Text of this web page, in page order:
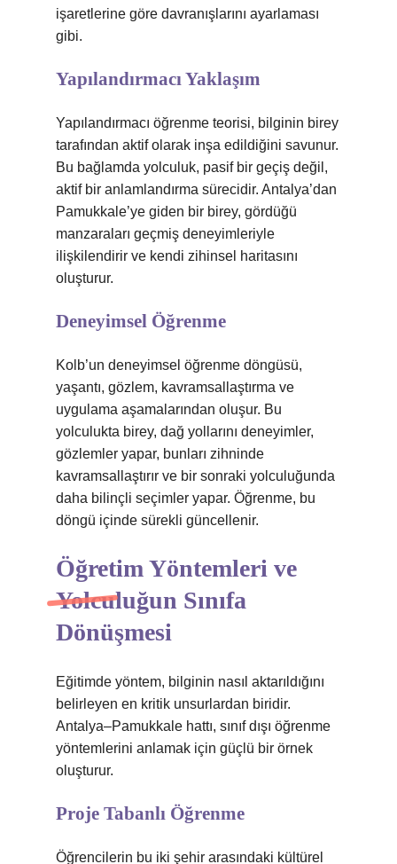
işaretlerine göre davranışlarını ayarlaması
gibi.
Yapılandırmacı Yaklaşım
Yapılandırmacı öğrenme teorisi, bilginin birey
tarafından aktif olarak inşa edildiğini savunur.
Bu bağlamda yolculuk, pasif bir geçiş değil,
aktif bir anlamlandırma sürecidir. Antalya’dan
Pamukkale’ye giden bir birey, gördüğü
manzaraları geçmiş deneyimleriyle
ilişkilendirir ve kendi zihinsel haritasını
oluşturur.
Deneyimsel Öğrenme
Kolb’un deneyimsel öğrenme döngüsü,
yaşantı, gözlem, kavramsallaştırma ve
uygulama aşamalarından oluşur. Bu
yolculukta birey, dağ yollarını deneyimler,
gözlemler yapar, bunları zihninde
kavramsallaştırır ve bir sonraki yolculuğunda
daha bilinçli seçimler yapar. Öğrenme, bu
döngü içinde sürekli güncellenir.
Öğretim Yöntemleri ve
Yolculuğun Sınıfa
Dönüşmesi
Eğitimde yöntem, bilginin nasıl aktarıldığını
belirleyen en kritik unsurlardan biridir.
Antalya–Pamukkale hattı, sınıf dışı öğrenme
yöntemlerini anlamak için güçlü bir örnek
oluşturur.
Proje Tabanlı Öğrenme
Öğrencilerin bu iki şehir arasındaki kültürel